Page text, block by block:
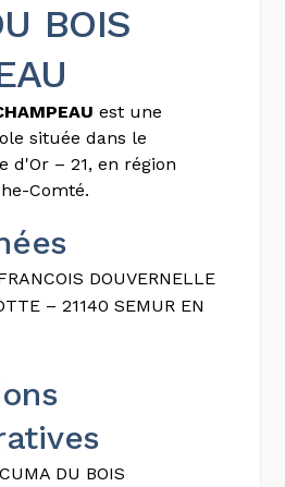
BOIS
est une
située dans le
d'Or – 21, en région
Comté.
DOUVERNELLE
– 21140 SEMUR EN
CUMA DU BOIS